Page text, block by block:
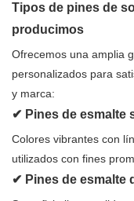
Tipos de pines de
producimos
Ofrecemos una amplia
personalizados para
y marca:
✔ Pines de esmalte
Colores vibrantes con
utilizados con fines
✔ Pines de esmalte